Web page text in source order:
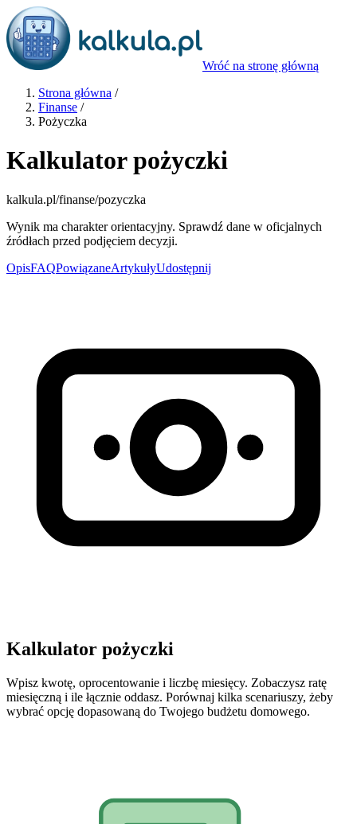
Wróć na stronę główną
Strona główna /
Finanse /
Pożyczka
Kalkulator pożyczki
kalkula.pl/finanse/pozyczka
Wynik ma charakter orientacyjny. Sprawdź dane w oficjalnych
źródłach przed podjęciem decyzji.
OpisFAQPowiązaneArtykułyUdostępnij
Kalkulator pożyczki
Wpisz kwotę, oprocentowanie i liczbę miesięcy. Zobaczysz ratę
miesięczną i ile łącznie oddasz. Porównaj kilka scenariuszy, żeby
wybrać opcję dopasowaną do Twojego budżetu domowego.